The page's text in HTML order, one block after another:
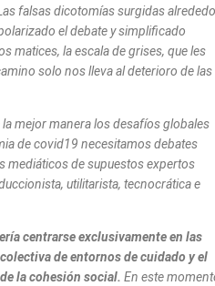
falsas dicotomías surgidas
el debate y simplificado
matices, la escala de grises, que les
solo nos lleva al deterioro de las
mejor manera los desafíos globales
de covid19 necesitamos debates
mediáticos de supuestos expertos
utilitarista, tecnocrática e
centrarse exclusivamente en las
de entornos de cuidado y el
la cohesión social. En este